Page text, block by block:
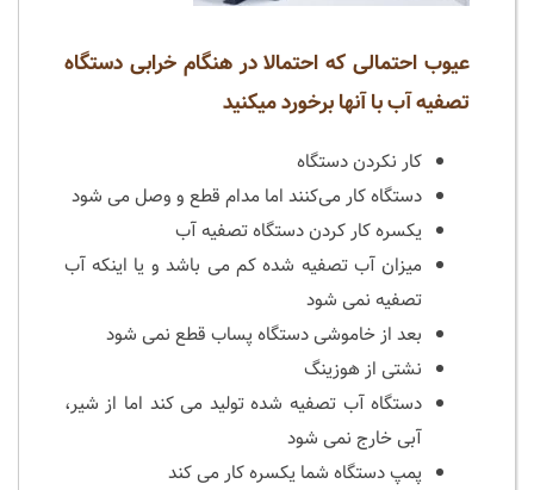
عیوب احتمالی که احتمالا در هنگام خرابی دستگاه
تصفیه آب با آنها برخورد میکنید
کار نکردن دستگاه
دستگاه کار می‌کنند اما مدام قطع و وصل می شود
یکسره کار کردن دستگاه تصفیه آب
میزان آب تصفیه شده کم می باشد و یا اینکه آب
تصفیه نمی شود
بعد از خاموشی دستگاه پساب قطع نمی شود
نشتی از هوزینگ
دستگاه آب تصفیه شده تولید می کند اما از شیر،
آبی خارج نمی شود
پمپ دستگاه شما یکسره کار می کند